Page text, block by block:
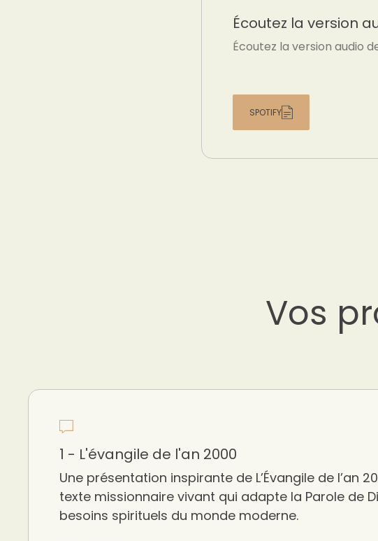
Écoutez la version
Écoutez la version audio
SPOTIFY
Vos
1 - L'évangile de l'an 2000
Une présentation inspirante de L’Évangile de l’an
texte missionnaire vivant qui adapte la Parole de
besoins spirituels du monde moderne.